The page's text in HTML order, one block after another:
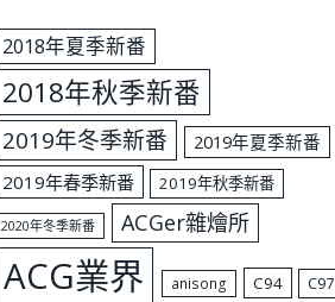
2018年夏季新番
2018年秋季新番
2019年冬季新番
2019年夏季新番
2019年春季新番
2019年秋季新番
2020年冬季新番 ACGer雜燴所
ACG業界 anisong C94 C97